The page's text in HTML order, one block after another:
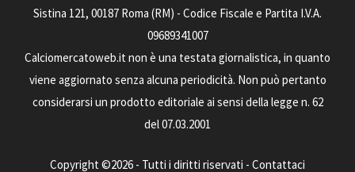
Sistina 121, 00187 Roma (RM) - Codice Fiscale e Partita I.V.A.
09689341007
Calciomercatoweb.it non è una testata giornalistica, in quanto
viene aggiornato senza alcuna periodicità. Non può pertanto
considerarsi un prodotto editoriale ai sensi della legge n. 62
del 07.03.2001
Copyright ©2026 - Tutti i diritti riservati - Contattaci